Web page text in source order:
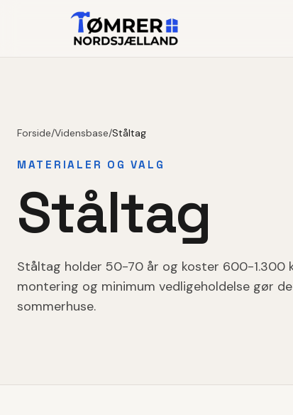
Forside/Vidensbase/Ståltag
MATERIALER OG VALG
Ståltag
Ståltag holder 50-70 år og koster 600-1.300
montering og minimum vedligeholdelse gør
sommerhuse.